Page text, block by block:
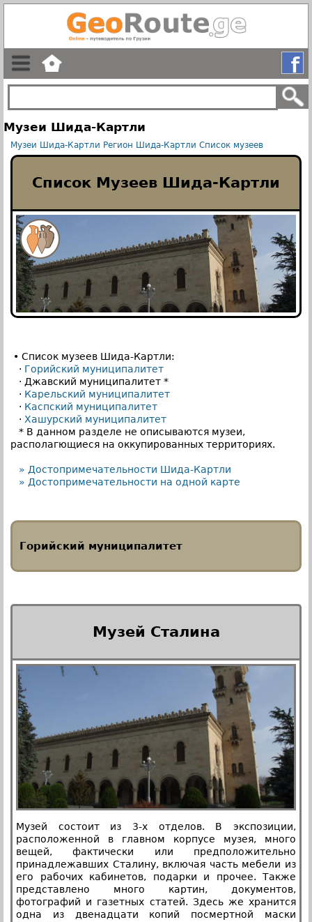
Музеи Шида-Картли
Музеи Шида-Картли Регион Шида-Картли Список музеев
Список Музеев Шида-Картли
• Список музеев Шида-Картли:
· Горийский муниципалитет
· Джавский муниципалитет *
· Карельский муниципалитет
· Каспский муниципалитет
· Хашурский муниципалитет
* В данном разделе не описываются музеи,
располагющиеся на оккупированных территориях.
» Достопримечательности Шида-Картли
» Достопримечательности на одной карте
Горийский муниципалитет
Музей Сталина
Музей состоит из 3-х отделов. В экспозиции,
расположенной в главном корпусе музея, много
вещей, фактически или предположительно
принадлежавших Сталину, включая часть мебели из
его рабочих кабинетов, подарки и прочее. Также
представлено много картин, документов,
фотографий и газетных статей. Здесь же хранится
одна из двенадцати копий посмертной маски